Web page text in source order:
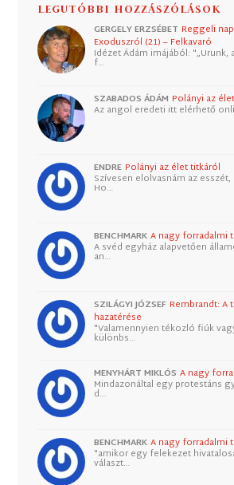
LEGUTÓBBI HOZZÁSZÓLÁSOK
GERGELY ERZSÉBET Reggeli
Exoduszról (21) – Felkavaró
Idézet Ádám imájából:
f…
SZABADOS ÁDÁM Polányi az
Az angol eredeti itt elérhető
ENDRE Polányi az élet titkáról
Szívesen elolvasnám az
Ho…
BENCHMARK A nagy forradalmi
A svéd egyház alapvetően
an…
SZILÁGYI JÓZSEF Rembrandt: A
hazatérése
"Valamennyien tékozló fiúk
különbs…
MENYHÁRT MIKLÓS A nagy
Mindazonáltal egy protestáns
d…
BENCHMARK A nagy forradalmi
"amikor egy felekezet
választ…